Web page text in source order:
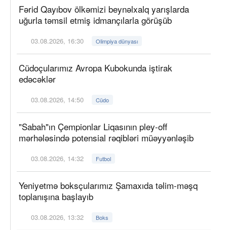
Fərid Qayıbov ölkəmizi beynəlxalq yarışlarda
uğurla təmsil etmiş idmançılarla görüşüb
03.08.2026, 16:30 Olimpiya dünyası
Cüdoçularımız Avropa Kubokunda iştirak
edəcəklər
03.08.2026, 14:50 Cüdo
"Sabah"ın Çempionlar Liqasının pley-off
mərhələsində potensial rəqibləri müəyyənləşib
03.08.2026, 14:32 Futbol
Yeniyetmə boksçularımız Şamaxıda təlim-məşq
toplanışına başlayıb
03.08.2026, 13:32 Boks